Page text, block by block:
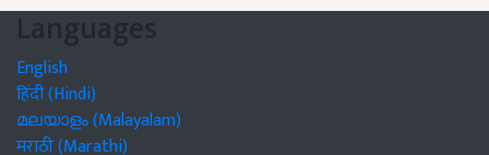
Languages
English
हिंदी (Hindi)
മലയാളം (Malayalam)
मराठी (Marathi)